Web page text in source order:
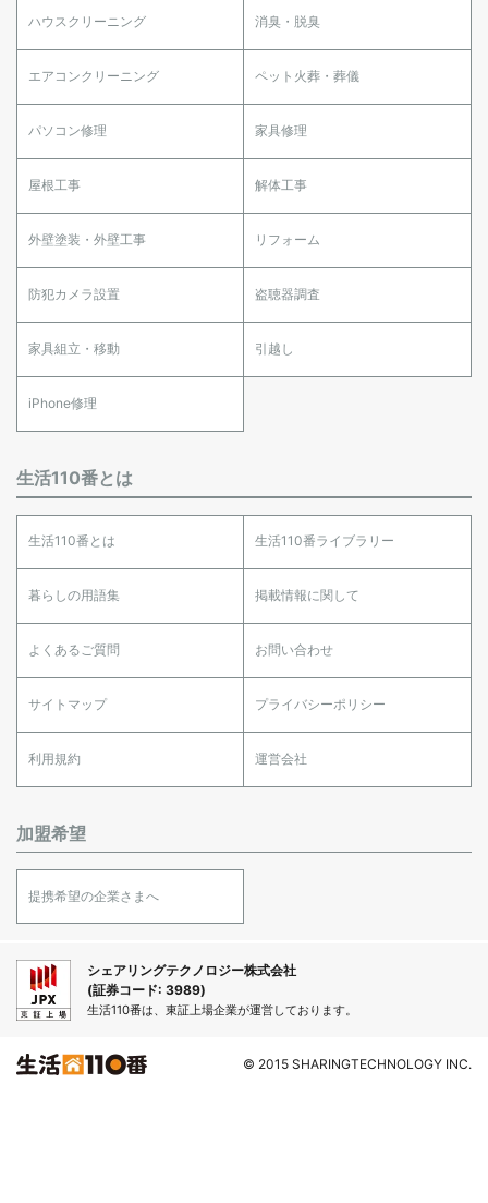
ハウスクリーニング 消臭・脱臭
エアコンクリーニング ペット火葬・葬儀
パソコン修理 家具修理
屋根工事 解体工事
外壁塗装・外壁工事 リフォーム
防犯カメラ設置 盗聴器調査
家具組立・移動 引越し
iPhone修理
生活110番とは
生活110番とは 生活110番ライブラリー
暮らしの用語集 掲載情報に関して
よくあるご質問 お問い合わせ
サイトマップ プライバシーポリシー
利用規約 運営会社
加盟希望
提携希望の企業さまへ
シェアリングテクノロジー株式会社
(証券コード: 3989)
生活110番は、東証上場企業が運営しております。
© 2015 SHARINGTECHNOLOGY INC.